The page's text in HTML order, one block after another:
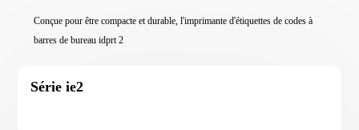
Conçue pour être compacte et durable, l'imprimante d'étiquettes de codes à
barres de bureau idprt 2
Série ie2